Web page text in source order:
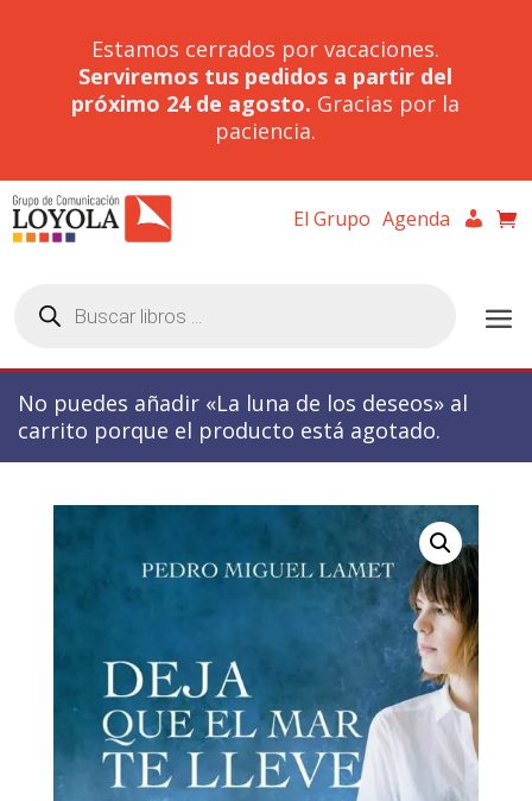
Estamos cerrados por vacaciones.
Serviremos tus pedidos a partir del
próximo 24 de agosto. Gracias por la
paciencia.
El Grupo Agenda
productos
No puedes añadir «La luna de los deseos» al
carrito porque el producto está agotado.